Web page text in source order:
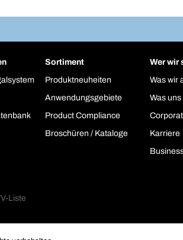
Sortiment
Produktneuheiten
Anwendungsgebiete
Product Compliance
Broschüren / Kataloge
Wer wir
Was wir
Was
Karriere